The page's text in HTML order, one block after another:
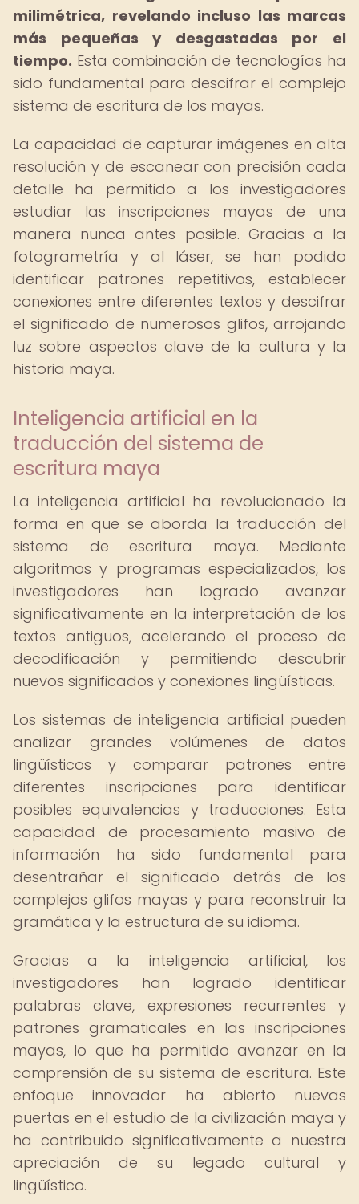
milimétrica, revelando incluso las marcas
más pequeñas y desgastadas por el
tiempo. Esta combinación de tecnologías ha
sido fundamental para descifrar el complejo
sistema de escritura de los mayas.
La capacidad de capturar imágenes en alta
resolución y de escanear con precisión cada
detalle ha permitido a los investigadores
estudiar las inscripciones mayas de una
manera nunca antes posible. Gracias a la
fotogrametría y al láser, se han podido
identificar patrones repetitivos, establecer
conexiones entre diferentes textos y descifrar
el significado de numerosos glifos, arrojando
luz sobre aspectos clave de la cultura y la
historia maya.
Inteligencia artificial en la
traducción del sistema de
escritura maya
La inteligencia artificial ha revolucionado la
forma en que se aborda la traducción del
sistema de escritura maya. Mediante
algoritmos y programas especializados, los
investigadores han logrado avanzar
significativamente en la interpretación de los
textos antiguos, acelerando el proceso de
decodificación y permitiendo descubrir
nuevos significados y conexiones lingüísticas.
Los sistemas de inteligencia artificial pueden
analizar grandes volúmenes de datos
lingüísticos y comparar patrones entre
diferentes inscripciones para identificar
posibles equivalencias y traducciones. Esta
capacidad de procesamiento masivo de
información ha sido fundamental para
desentrañar el significado detrás de los
complejos glifos mayas y para reconstruir la
gramática y la estructura de su idioma.
Gracias a la inteligencia artificial, los
investigadores han logrado identificar
palabras clave, expresiones recurrentes y
patrones gramaticales en las inscripciones
mayas, lo que ha permitido avanzar en la
comprensión de su sistema de escritura. Este
enfoque innovador ha abierto nuevas
puertas en el estudio de la civilización maya y
ha contribuido significativamente a nuestra
apreciación de su legado cultural y
lingüístico.